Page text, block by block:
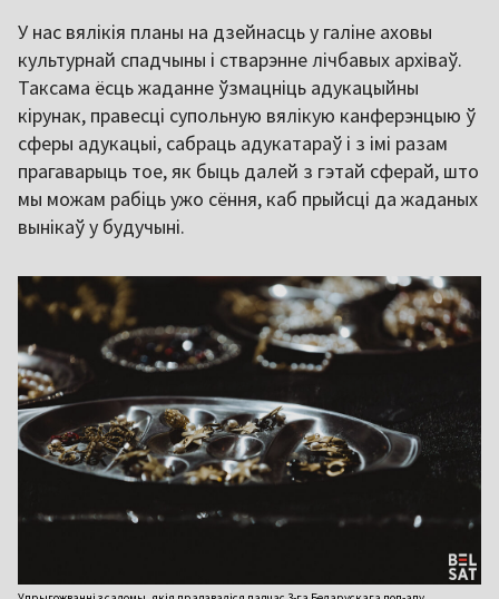
У нас вялікія планы на дзейнасць у галіне аховы
культурнай спадчыны і стварэнне лічбавых архіваў.
Таксама ёсць жаданне ўзмацніць адукацыйны
кірунак, правесці супольную вялікую канферэнцыю ў
сферы адукацыі, сабраць адукатараў і з імі разам
прагаварыць тое, як быць далей з гэтай сферай, што
мы можам рабіць ужо сёння, каб прыйсці да жаданых
вынікаў у будучыні.